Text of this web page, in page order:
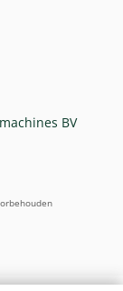
BV